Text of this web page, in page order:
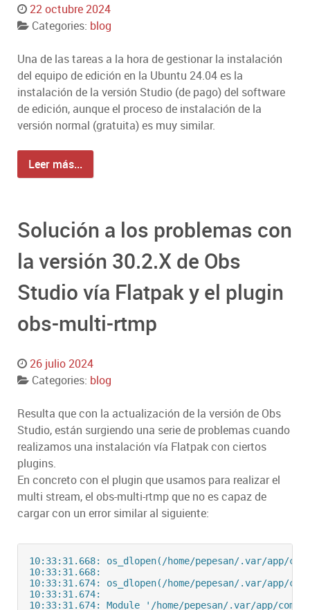
22 octubre 2024
Categories: blog
Una de las tareas a la hora de gestionar la instalación
del equipo de edición en la Ubuntu 24.04 es la
instalación de la versión Studio (de pago) del software
de edición, aunque el proceso de instalación de la
versión normal (gratuita) es muy similar.
Leer más...
Solución a los problemas con
la versión 30.2.X de Obs
Studio vía Flatpak y el plugin
obs-multi-rtmp
26 julio 2024
Categories: blog
Resulta que con la actualización de la versión de Obs
Studio, están surgiendo una serie de problemas cuando
realizamos una instalación vía Flatpak con ciertos
plugins.
En concreto con el plugin que usamos para realizar el
multi stream, el obs-multi-rtmp que no es capaz de
cargar con un error similar al siguiente:
10:33:31.668: os_dlopen(/home/pepesan/.var/
10:33:31.668:
10:33:31.674: os_dlopen(/home/pepesan/.var/
10:33:31.674: